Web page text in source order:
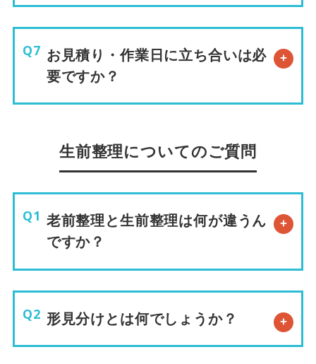
お見積り・作業日に立ち合いは必
要ですか？
生前整理についてのご質問
老前整理と生前整理は何が違うん
ですか？
形見分けとは何でしょうか？